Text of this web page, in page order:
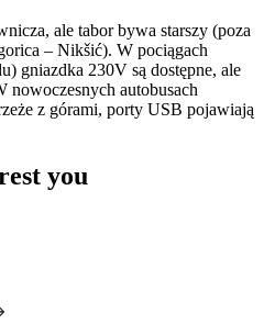
ale tabor bywa starszy (poza
– Nikšić). W pociągach
gniazdka 230V są dostępne, ale
nowoczesnych autobusach
z górami, porty USB pojawiają
you